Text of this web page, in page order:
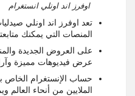
اوفرز اند اونلي انستغرام
تعد اوفرز اند اونلي
المنصات التي يمكنك
على العروض الجديدة
عرض فيديوهات مميزة
حساب الإنستغرام الخاص
الملايين من أنحاء